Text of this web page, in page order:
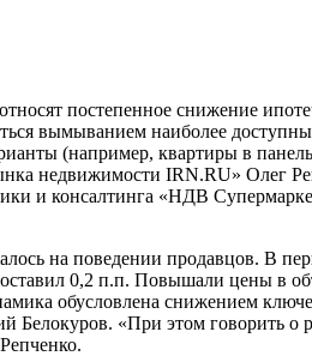
постепенное снижение
вымыванием наиболее
(например, квартиры в
недвижимости IRN.RU» Олег
и консалтинга «НДВ
на поведении продавцов. В
0,2 п.п. Повышали цены в
обусловлена снижением
Белокуров. «При этом говорить о